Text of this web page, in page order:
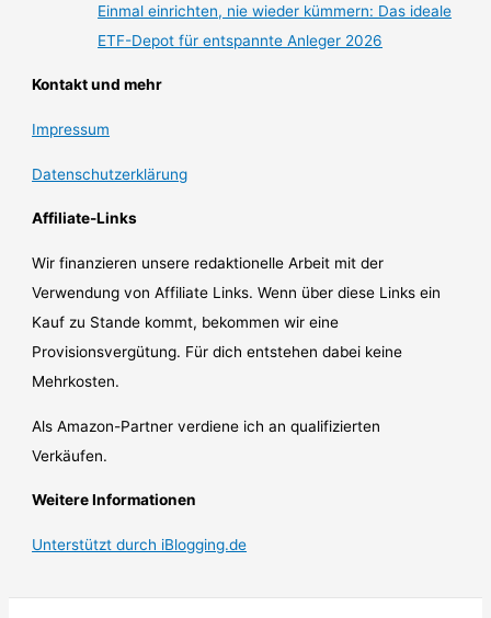
Einmal einrichten, nie wieder kümmern: Das ideale
ETF-Depot für entspannte Anleger 2026
Kontakt und mehr
Impressum
Datenschutzerklärung
Affiliate-Links
Wir finanzieren unsere redaktionelle Arbeit mit der
Verwendung von Affiliate Links. Wenn über diese Links ein
Kauf zu Stande kommt, bekommen wir eine
Provisionsvergütung. Für dich entstehen dabei keine
Mehrkosten.
Als Amazon-Partner verdiene ich an qualifizierten
Verkäufen.
Weitere Informationen
Unterstützt durch iBlogging.de